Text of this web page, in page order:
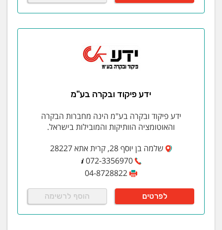
ידע פיקוד ובקרה בע"מ
ידע פיקוד ובקרה בע"מ הינה מחברות הבקרה
והאוטומציה הוותיקות והמובילות בישראל.
שלמה בן יוסף 28, קרית אתא 28227
072-3356970
04-8728822
לפרטים הוסף לרשימה